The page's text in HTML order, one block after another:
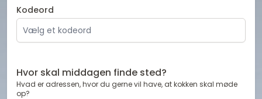
Kodeord
Hvor skal middagen finde sted?
Hvad er adressen, hvor du gerne vil have, at kokken skal møde
op?